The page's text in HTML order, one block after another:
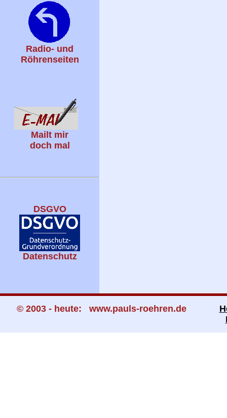
Radio- und
Röhrenseiten
Mailt mir
doch mal
DSGVO
Datenschutz
© 2003 - heute: www.pauls-roehren.de